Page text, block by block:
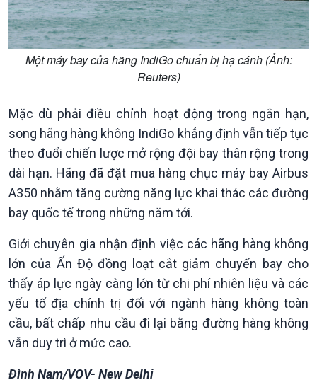
Xã hội
Tin Đời sống & Xã hội
Tài nguyên và Môi trường
Chuyên gia của bạn
Xã hội chuyển động
Bước chân đến trường
Khoa học & Công nghệ
Tin Khoa học & Công nghệ
Kết nối công nghệ
khí hậu
Văn hoá & Du lịch
Tin Văn hoá & Du lịch
Chát với người nổi tiếng
Một máy bay của hãng IndiGo chuẩn bị hạ cánh (Ảnh:
Reuters)
Mặc dù phải điều chỉnh hoạt động trong ngắn hạn,
song hãng hàng không IndiGo khẳng định vẫn tiếp tục
theo đuổi chiến lược mở rộng đội bay thân rộng trong
dài hạn. Hãng đã đặt mua hàng chục máy bay Airbus
A350 nhằm tăng cường năng lực khai thác các đường
bay quốc tế trong những năm tới.
Giới chuyên gia nhận định việc các hãng hàng không
lớn của Ấn Độ đồng loạt cắt giảm chuyến bay cho
thấy áp lực ngày càng lớn từ chi phí nhiên liệu và các
yếu tố địa chính trị đối với ngành hàng không toàn
cầu, bất chấp nhu cầu đi lại bằng đường hàng không
vẫn duy trì ở mức cao.
Đình Nam/VOV- New Delhi